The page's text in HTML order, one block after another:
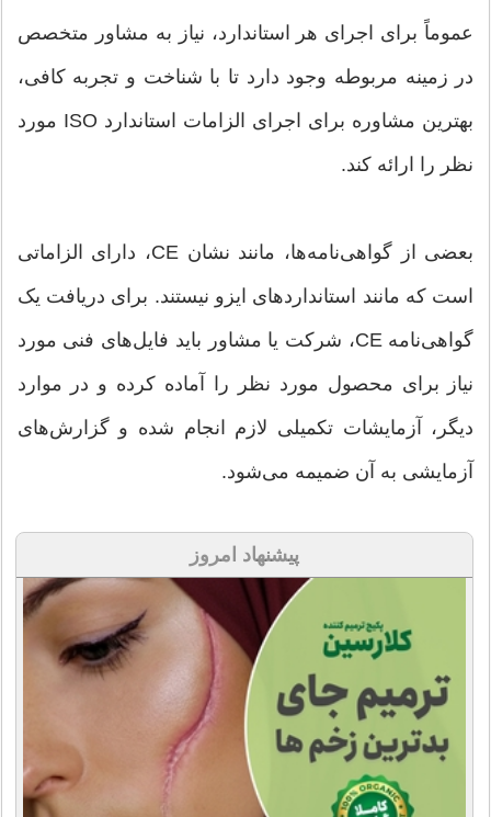
عموماً برای اجرای هر استاندارد، نیاز به مشاور متخصص
در زمینه مربوطه وجود دارد تا با شناخت و تجربه کافی،
بهترین مشاوره برای اجرای الزامات استاندارد ISO مورد
نظر را ارائه کند.
بعضی از گواهی‌نامه‌ها، مانند نشان CE، دارای الزاماتی
است که مانند استانداردهای ایزو نیستند. برای دریافت یک
گواهی‌نامه CE، شرکت یا مشاور باید فایل‌های فنی مورد
نیاز برای محصول مورد نظر را آماده کرده و در موارد
دیگر، آزمایشات تکمیلی لازم انجام شده و گزارش‌های
آزمایشی به آن ضمیمه می‌شود.
پیشنهاد امروز